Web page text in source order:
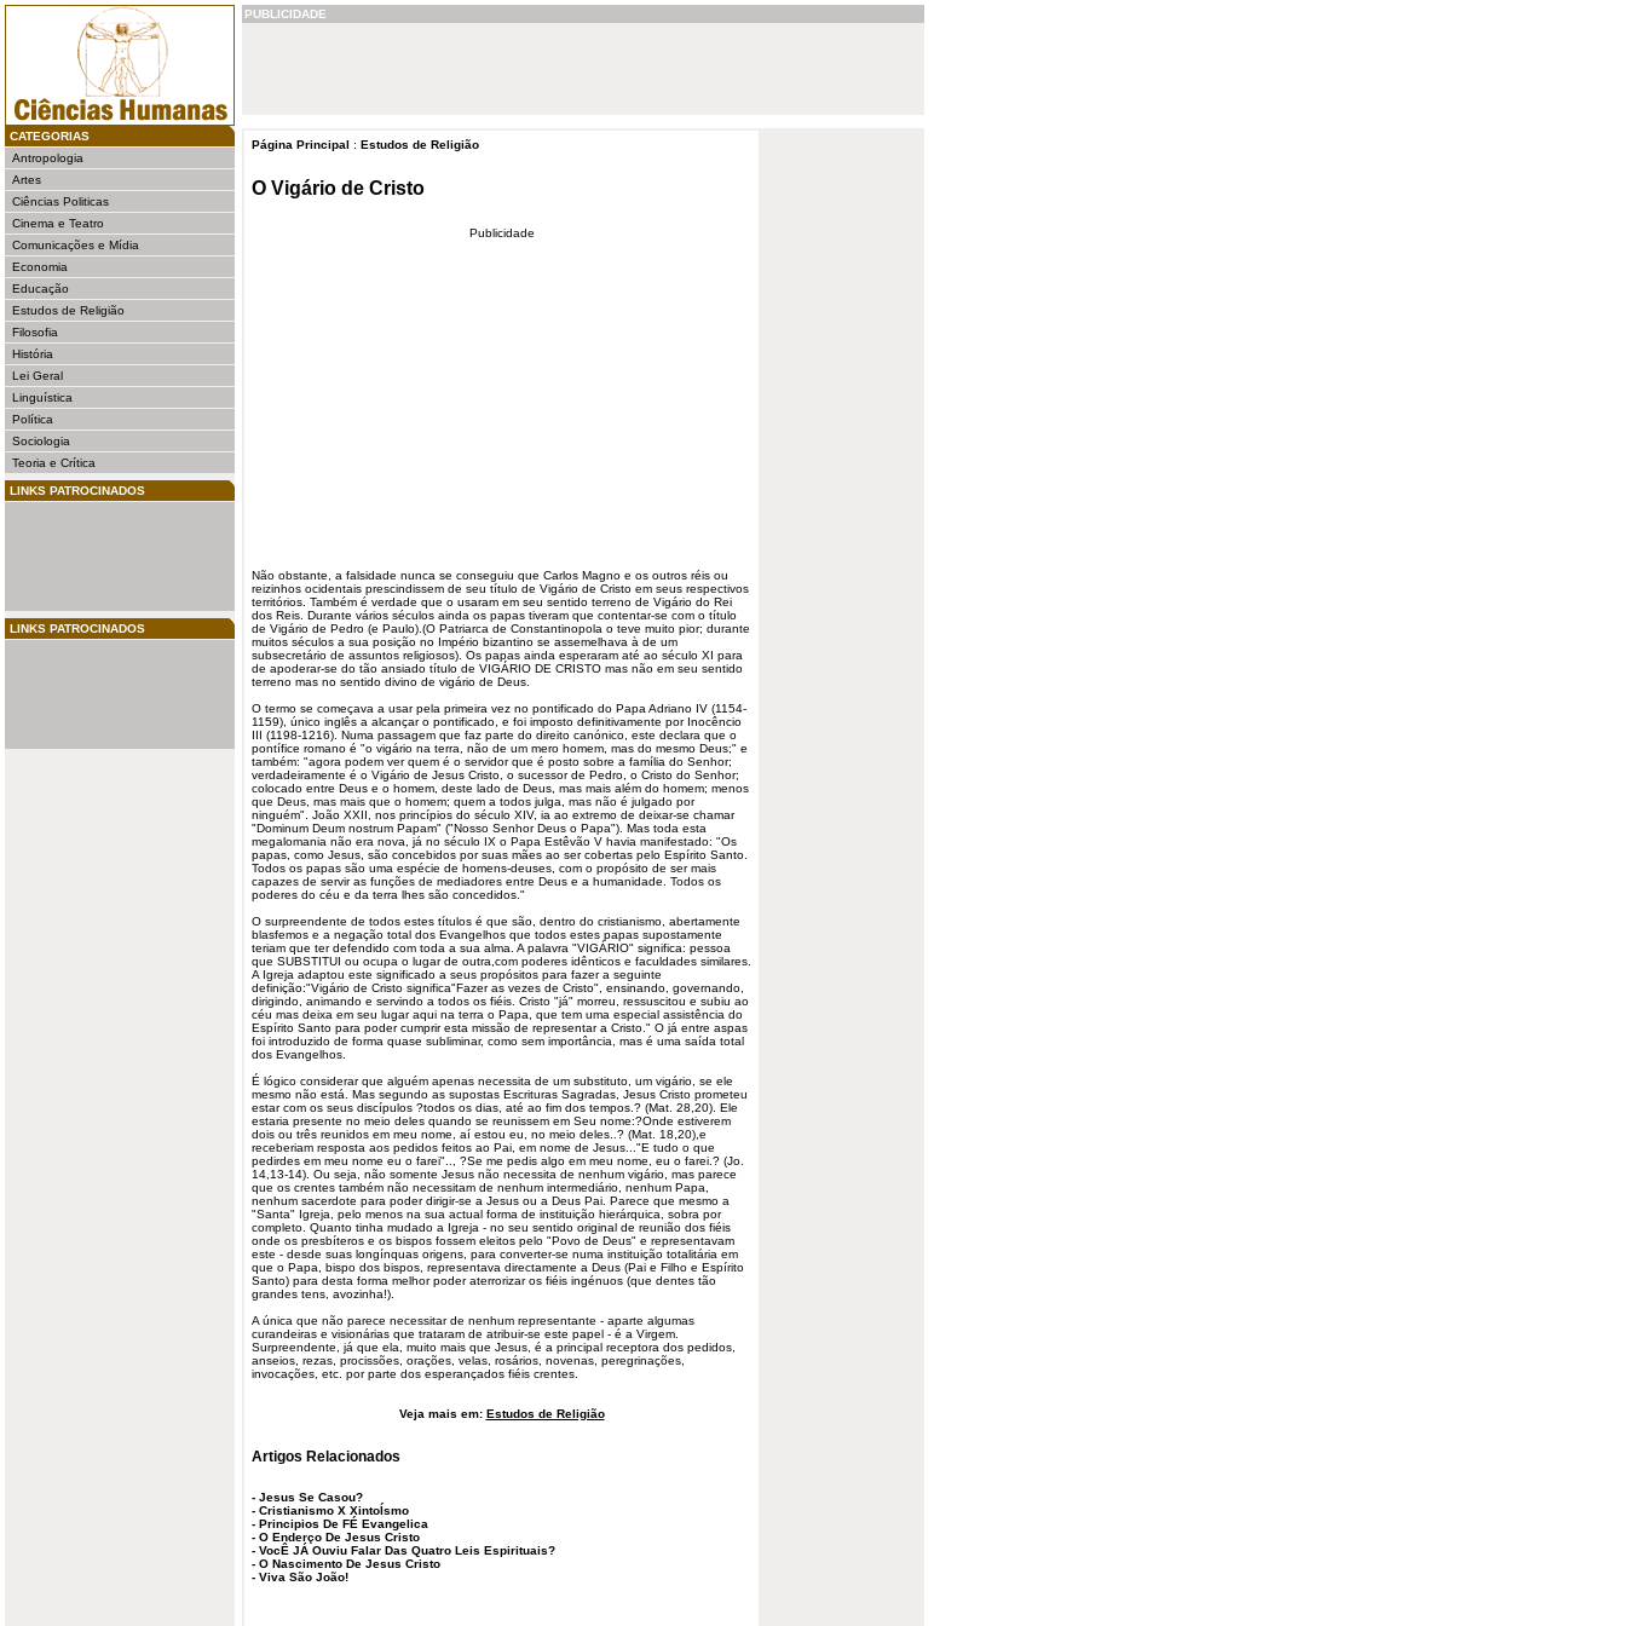
CATEGORIAS
Antropologia
Artes
Ciências Politicas
Cinema e Teatro
Comunicações e Mídia
Economia
Educação
Estudos de Religião
Filosofia
História
Lei Geral
Linguística
Política
Sociologia
Teoria e Crítica
LINKS PATROCINADOS
LINKS PATROCINADOS
PUBLICIDADE
Página Principal : Estudos de Religião
O Vigário de Cristo
Publicidade
Não obstante, a falsidade nunca se conseguiu que Carlos Magno e os outros réis ou
reizinhos ocidentais prescindissem de seu título de Vigário de Cristo em seus respectivos
territórios. Também é verdade que o usaram em seu sentido terreno de Vigário do Rei
dos Reis. Durante vários séculos ainda os papas tiveram que contentar-se com o título
de Vigário de Pedro (e Paulo).(O Patriarca de Constantinopola o teve muito pior; durante
muitos séculos a sua posição no Império bizantino se assemelhava à de um
subsecretário de assuntos religiosos). Os papas ainda esperaram até ao século XI para
de apoderar-se do tão ansiado título de VIGÁRIO DE CRISTO mas não em seu sentido
terreno mas no sentido divino de vigário de Deus.
O termo se começava a usar pela primeira vez no pontificado do Papa Adriano IV (1154-
1159), único inglês a alcançar o pontificado, e foi imposto definitivamente por Inocêncio
III (1198-1216). Numa passagem que faz parte do direito canónico, este declara que o
pontífice romano é "o vigário na terra, não de um mero homem, mas do mesmo Deus;" e
também: "agora podem ver quem é o servidor que é posto sobre a família do Senhor;
verdadeiramente é o Vigário de Jesus Cristo, o sucessor de Pedro, o Cristo do Senhor;
colocado entre Deus e o homem, deste lado de Deus, mas mais além do homem; menos
que Deus, mas mais que o homem; quem a todos julga, mas não é julgado por
ninguém". João XXII, nos princípios do século XIV, ia ao extremo de deixar-se chamar
"Dominum Deum nostrum Papam" ("Nosso Senhor Deus o Papa"). Mas toda esta
megalomania não era nova, já no século IX o Papa Estêvão V havia manifestado: "Os
papas, como Jesus, são concebidos por suas mães ao ser cobertas pelo Espírito Santo.
Todos os papas são uma espécie de homens-deuses, com o propósito de ser mais
capazes de servir as funções de mediadores entre Deus e a humanidade. Todos os
poderes do céu e da terra lhes são concedidos."
O surpreendente de todos estes títulos é que são, dentro do cristianismo, abertamente
blasfemos e a negação total dos Evangelhos que todos estes papas supostamente
teriam que ter defendido com toda a sua alma. A palavra "VIGÁRIO" significa: pessoa
que SUBSTITUI ou ocupa o lugar de outra,com poderes idênticos e faculdades similares.
A Igreja adaptou este significado a seus propósitos para fazer a seguinte
definição:"Vigário de Cristo significa"Fazer as vezes de Cristo", ensinando, governando,
dirigindo, animando e servindo a todos os fiéis. Cristo "já" morreu, ressuscitou e subiu ao
céu mas deixa em seu lugar aqui na terra o Papa, que tem uma especial assistência do
Espírito Santo para poder cumprir esta missão de representar a Cristo." O já entre aspas
foi introduzido de forma quase subliminar, como sem importância, mas é uma saída total
dos Evangelhos.
É lógico considerar que alguém apenas necessita de um substituto, um vigário, se ele
mesmo não está. Mas segundo as supostas Escrituras Sagradas, Jesus Cristo prometeu
estar com os seus discípulos ?todos os dias, até ao fim dos tempos.? (Mat. 28,20). Ele
estaria presente no meio deles quando se reunissem em Seu nome:?Onde estiverem
dois ou três reunidos em meu nome, aí estou eu, no meio deles..? (Mat. 18,20),e
receberiam resposta aos pedidos feitos ao Pai, em nome de Jesus..."E tudo o que
pedirdes em meu nome eu o farei".., ?Se me pedis algo em meu nome, eu o farei.? (Jo.
14,13-14). Ou seja, não somente Jesus não necessita de nenhum vigário, mas parece
que os crentes também não necessitam de nenhum intermediário, nenhum Papa,
nenhum sacerdote para poder dirigir-se a Jesus ou a Deus Pai. Parece que mesmo a
"Santa" Igreja, pelo menos na sua actual forma de instituição hierárquica, sobra por
completo. Quanto tinha mudado a Igreja - no seu sentido original de reunião dos fiéis
onde os presbíteros e os bispos fossem eleitos pelo "Povo de Deus" e representavam
este - desde suas longínquas origens, para converter-se numa instituição totalitária em
que o Papa, bispo dos bispos, representava directamente a Deus (Pai e Filho e Espírito
Santo) para desta forma melhor poder aterrorizar os fiéis ingénuos (que dentes tão
grandes tens, avozinha!).
A única que não parece necessitar de nenhum representante - aparte algumas
curandeiras e visionárias que trataram de atribuir-se este papel - é a Virgem.
Surpreendente, já que ela, muito mais que Jesus, é a principal receptora dos pedidos,
anseios, rezas, procissões, orações, velas, rosários, novenas, peregrinações,
invocações, etc. por parte dos esperançados fiéis crentes.
Veja mais em: Estudos de Religião
Artigos Relacionados
- Jesus Se Casou?
- Cristianismo X XintoÍsmo
- Principios De FÉ Evangelica
- O Enderço De Jesus Cristo
- VocÊ JÁ Ouviu Falar Das Quatro Leis Espirituais?
- O Nascimento De Jesus Cristo
- Viva São João!